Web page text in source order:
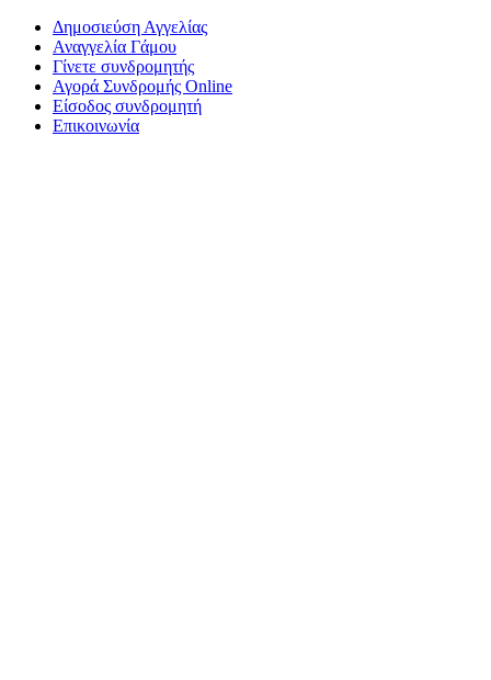
Δημοσιεύση Αγγελίας
Αναγγελία Γάμου
Γίνετε συνδρομητής
Αγορά Συνδρομής Online
Είσοδος συνδρομητή
Επικοινωνία